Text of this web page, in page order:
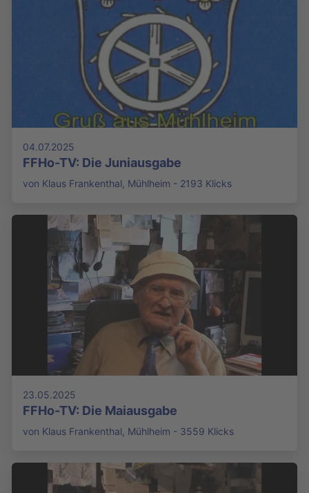
04.07.2025
FFHo-TV: Die Juniausgabe
von Klaus Frankenthal, Mühlheim - 2193 Klicks
23.05.2025
FFHo-TV: Die Maiausgabe
von Klaus Frankenthal, Mühlheim - 3559 Klicks